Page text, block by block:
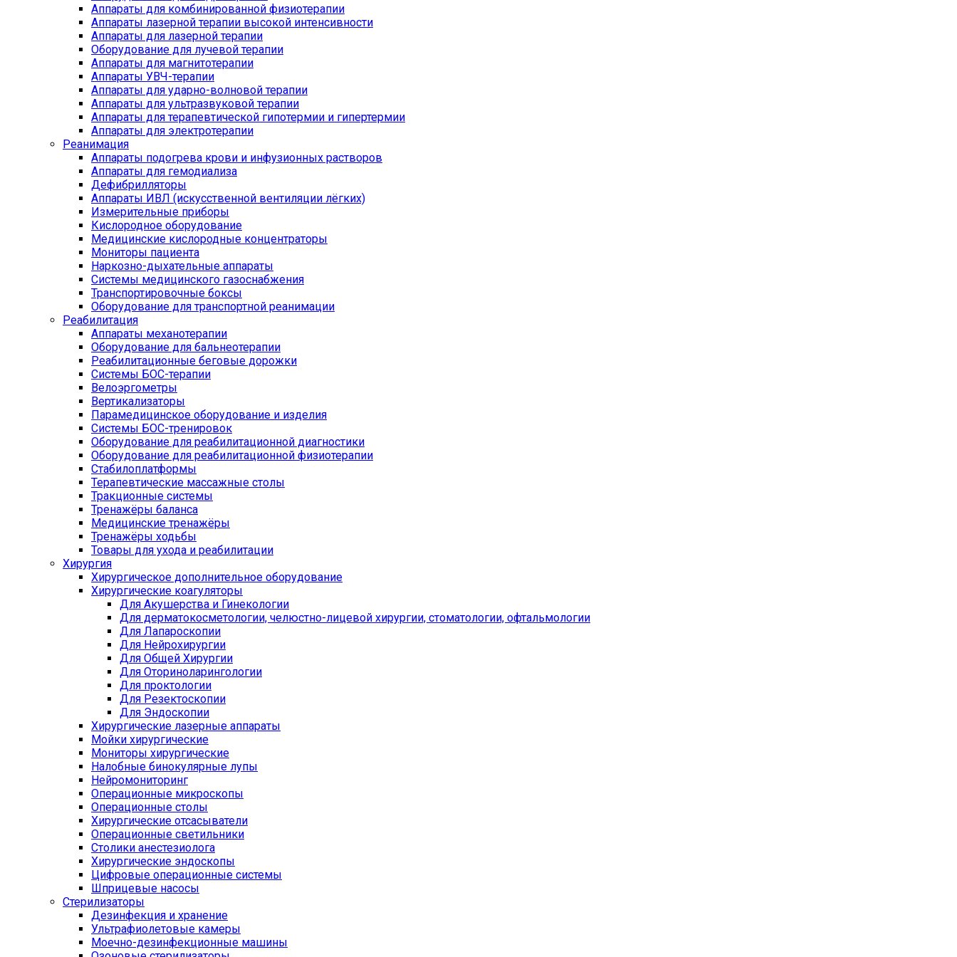
Аппараты для комбинированной физиотерапии
Аппараты лазерной терапии высокой интенсивности
Аппараты для лазерной терапии
Оборудование для лучевой терапии
Аппараты для магнитотерапии
Аппараты УВЧ-терапии
Аппараты для ударно-волновой терапии
Аппараты для ультразвуковой терапии
Аппараты для терапевтической гипотермии и гипертермии
Аппараты для электротерапии
Реанимация
Аппараты подогрева крови и инфузионных растворов
Аппараты для гемодиализа
Дефибрилляторы
Аппараты ИВЛ (искусственной вентиляции лёгких)
Измерительные приборы
Кислородное оборудование
Медицинские кислородные концентраторы
Мониторы пациента
Наркозно-дыхательные аппараты
Системы медицинского газоснабжения
Транспортировочные боксы
Оборудование для транспортной реанимации
Реабилитация
Аппараты механотерапии
Оборудование для бальнеотерапии
Реабилитационные беговые дорожки
Системы БОС-терапии
Велоэргометры
Вертикализаторы
Парамедицинское оборудование и изделия
Системы БОС-тренировок
Оборудование для реабилитационной диагностики
Оборудование для реабилитационной физиотерапии
Стабилоплатформы
Терапевтические массажные столы
Тракционные системы
Тренажёры баланса
Медицинские тренажёры
Тренажёры ходьбы
Товары для ухода и реабилитации
Хирургия
Хирургическое дополнительное оборудование
Хирургические коагуляторы
Для Акушерства и Гинекологии
Для дерматокосметологии, челюстно-лицевой хирургии, стоматологии, офтальмологии
Для Лапароскопии
Для Нейрохирургии
Для Общей Хирургии
Для Оториноларингологии
Для проктологии
Для Резектоскопии
Для Эндоскопии
Хирургические лазерные аппараты
Мойки хирургические
Мониторы хирургические
Налобные бинокулярные лупы
Нейромониторинг
Операционные микроскопы
Операционные столы
Хирургические отсасыватели
Операционные светильники
Столики анестезиолога
Хирургические эндоскопы
Цифровые операционные системы
Шприцевые насосы
Стерилизаторы
Дезинфекция и хранение
Ультрафиолетовые камеры
Моечно-дезинфекционные машины